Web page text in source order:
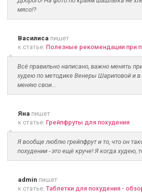
мясо!?
Василиса пишет
к статье: Полезные рекомендации при
Всё правильно написано, важно менять
худею по методике Венеры Шариповой и в
меняю свои...
Яна пишет
к статье: Грейпфруты для похудения
Я вообще люблю грейпфрут и то, что он
похудении - это ещё круче! Я когда худею,
admin пишет
к статье: Таблетки для похудения -